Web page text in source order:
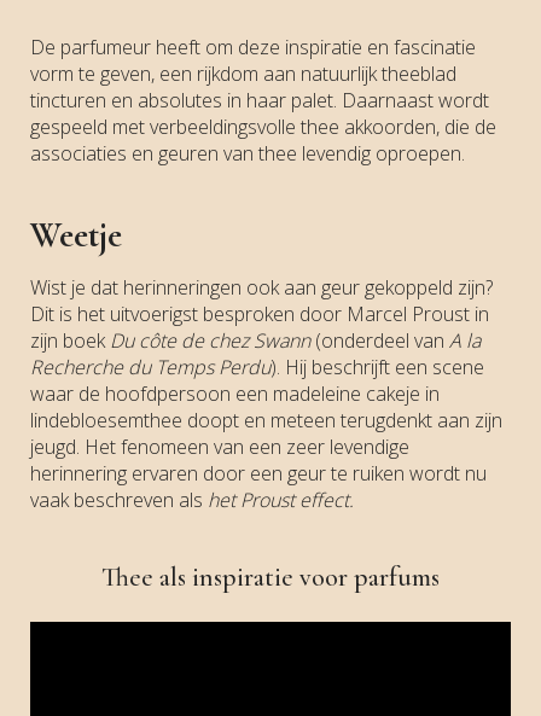
De parfumeur heeft om deze inspiratie en fascinatie
vorm te geven, een rijkdom aan natuurlijk theeblad
tincturen en absolutes in haar palet. Daarnaast wordt
gespeeld met verbeeldingsvolle thee akkoorden, die de
associaties en geuren van thee levendig oproepen.
Weetje
Wist je dat herinneringen ook aan geur gekoppeld zijn?
Dit is het uitvoerigst besproken door Marcel Proust in
zijn boekDu côte de chez Swann(onderdeel van A la
Recherche du Temps Perdu). Hij beschrijft een scene
waar de hoofdpersoon een madeleine cakeje in
lindebloesemthee doopt en meteen terugdenkt aan zijn
jeugd. Het fenomeen van een zeer levendige
herinnering ervaren door een geur te ruiken wordt nu
vaak beschreven als het Proust effect.
Thee als inspiratie voor parfums